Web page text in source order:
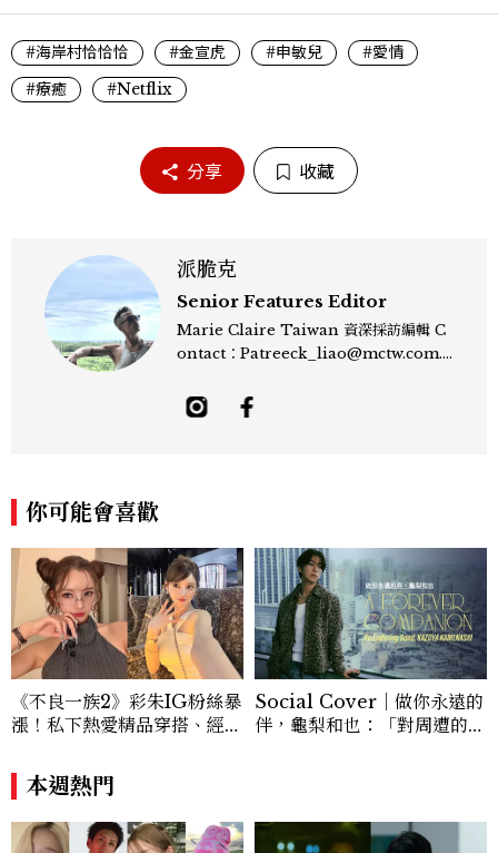
#海岸村恰恰恰 #金宣虎 #申敏兒
#愛情
#療癒
#Netflix
分享 收藏
派脆克
Senior Features Editor
Marie Claire Taiwan 資深採訪編輯 C
ontact：Patreeck_liao@mctw.com.t
敏銳的觀察力與敘事能力，撰寫出兼具深度
與美感的專題內容，長期關注亞洲娛樂、人
力的跨平台敘事語言。認為好的內容不僅是
記錄時代，更是溫柔的行動——在每一段訪
談與每一篇文章裡，留下值得反覆回味的
光。
你可能會喜歡
《不良一族2》彩朱IG粉絲暴
漲！私下熱愛精品穿搭、經營
員
Social Cover｜做你永遠的
伴，龜梨和也：「對周遭的人
本週熱門